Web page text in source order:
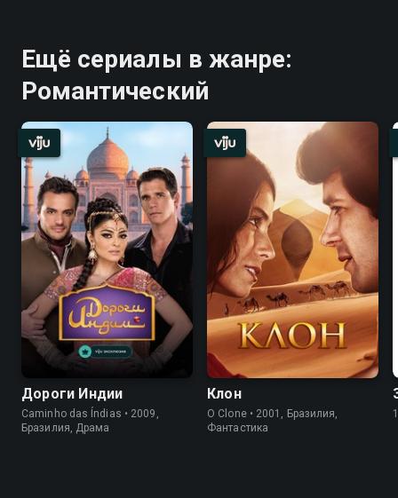
Ещё сериалы в жанре:
Романтический
Дороги Индии
Caminho das Índias • 2009,
Бразилия, Драма
Клон
O Clone • 2001, Бразилия,
Фантастика